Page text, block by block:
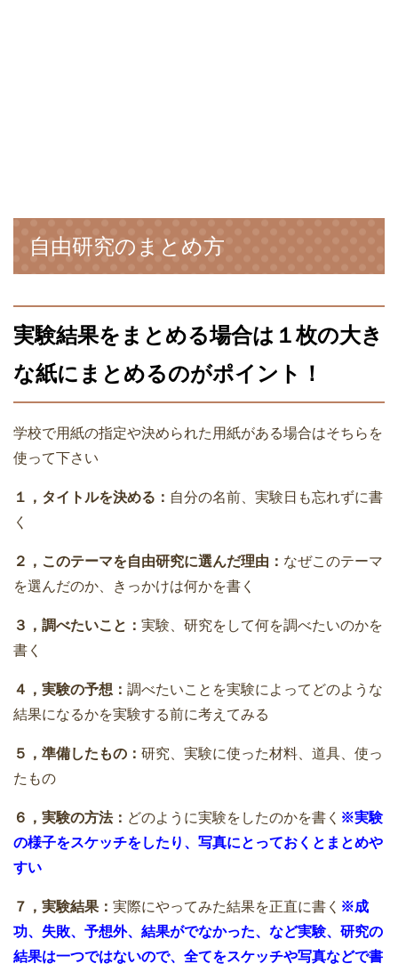
自由研究のまとめ方
実験結果をまとめる場合は１枚の大き
な紙にまとめるのがポイント！
学校で用紙の指定や決められた用紙がある場合はそちらを
使って下さい
１，タイトルを決める： 自分の名前、実験日も忘れずに書
く
２，このテーマを自由研究に選んだ理由： なぜこのテーマ
を選んだのか、きっかけは何かを書く
３，調べたいこと： 実験、研究をして何を調べたいのかを
書く
４，実験の予想： 調べたいことを実験によってどのような
結果になるかを実験する前に考えてみる
５，準備したもの： 研究、実験に使った材料、道具、使っ
たもの
６，実験の方法： どのように実験をしたのかを書く ※実験
の様子をスケッチをしたり、写真にとっておくとまとめや
すい
７，実験結果： 実際にやってみた結果を正直に書く ※成
功、失敗、予想外、結果がでなかった、など実験、研究の
結果は一つではないので、全てをスケッチや写真などで書